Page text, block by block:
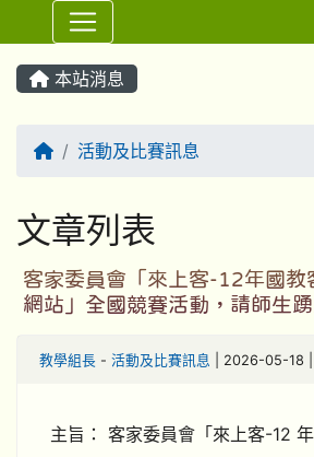
本站消息
回首頁活動及比賽訊息
文章列表
客家委員會「來上客-12年國教
網站」全國競賽活動，請師生
教學組長 - 活動及比賽訊息 | 2026-05-18 |
主旨： 客家委員會「來上客-12